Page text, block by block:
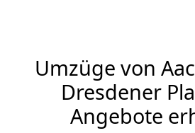
Umzüge von
Dresdener
Angebote